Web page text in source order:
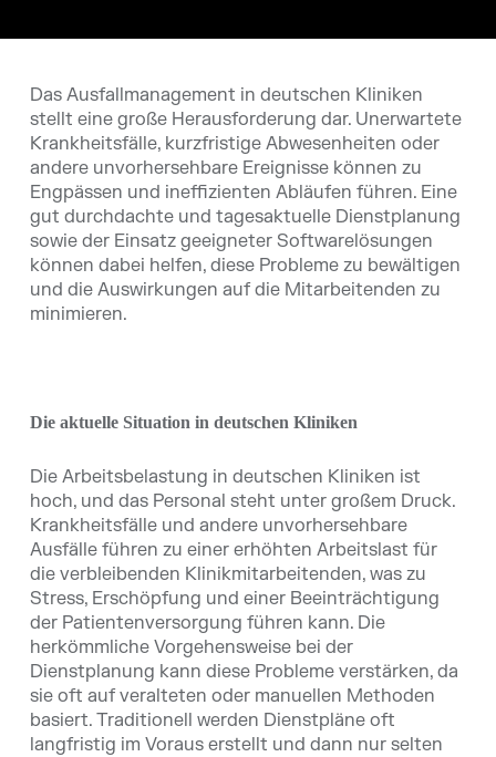
Das Ausfallmanagement in deutschen Kliniken
stellt eine große Herausforderung dar. Unerwartete
Krankheitsfälle, kurzfristige Abwesenheiten oder
andere unvorhersehbare Ereignisse können zu
Engpässen und ineffizienten Abläufen führen. Eine
gut durchdachte und tagesaktuelle Dienstplanung
sowie der Einsatz geeigneter Softwarelösungen
können dabei helfen, diese Probleme zu bewältigen
und die Auswirkungen auf die Mitarbeitenden zu
minimieren.
Die aktuelle Situation in deutschen Kliniken
Die Arbeitsbelastung in deutschen Kliniken ist
hoch, und das Personal steht unter großem Druck.
Krankheitsfälle und andere unvorhersehbare
Ausfälle führen zu einer erhöhten Arbeitslast für
die verbleibenden Klinikmitarbeitenden, was zu
Stress, Erschöpfung und einer Beeinträchtigung
der Patientenversorgung führen kann. Die
herkömmliche Vorgehensweise bei der
Dienstplanung kann diese Probleme verstärken, da
sie oft auf veralteten oder manuellen Methoden
basiert. Traditionell werden Dienstpläne oft
langfristig im Voraus erstellt und dann nur selten